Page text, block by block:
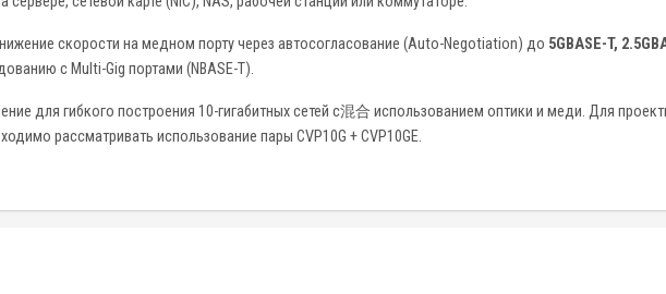
скорости на медном порту через автосогласование (Auto-Negotiation) до 5GBASE-T,
с Multi-Gig портами (NBASE-T).
для гибкого построения 10-гигабитных сетей с混合 использованием оптики и меди. Для
рассматривать использование пары CVP10G + CVP10GE.